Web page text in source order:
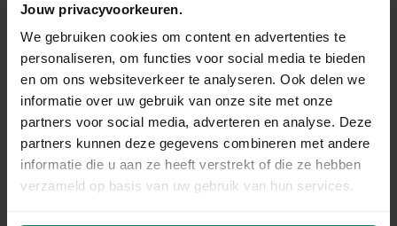
Jouw privacyvoorkeuren.
We gebruiken cookies om content en advertenties te
personaliseren, om functies voor social media te bieden
en om ons websiteverkeer te analyseren. Ook delen we
informatie over uw gebruik van onze site met onze
partners voor social media, adverteren en analyse. Deze
partners kunnen deze gegevens combineren met andere
informatie die u aan ze heeft verstrekt of die ze hebben
verzameld op basis van uw gebruik van hun services.